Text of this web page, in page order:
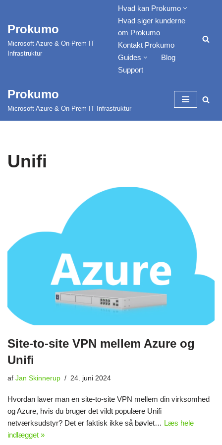
Spring
indhold
Prokumo
Microsoft Azure & On-Prem IT
Infrastruktur
Hvad kan Prokumo
Hvad siger kunderne
om Prokumo
Kontakt Prokumo
Guides
Blog
Support
Prokumo
Microsoft Azure & On-Prem IT Infrastruktur
Unifi
Site-to-site VPN mellem Azure og
Unifi
af Jan Skinnerup 24. juni 2024
Hvordan laver man en site-to-site VPN mellem din virksomhed
og Azure, hvis du bruger det vildt populære Unifi
netværksudstyr? Det er faktisk ikke så bøvlet… Læs hele
indlægget »